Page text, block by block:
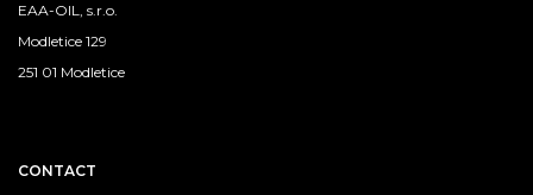
EAA-OIL, s.r.o.
Modletice 129
251 01 Modletice
CONTACT